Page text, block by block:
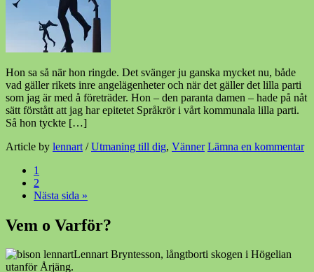
Hon sa så när hon ringde. Det svänger ju ganska mycket nu, både
vad gäller rikets inre angelägenheter och när det gäller det lilla parti
som jag är med å företräder. Hon – den paranta damen – hade på nåt
sätt förstått att jag har epitetet Språkrör i vårt kommunala lilla parti.
Så hon tyckte […]
Article by lennart /Utmaning till dig, Vänner Lämna en kommentar
1
2
Nästa sida »
Vem o Varför?
Lennart Bryntesson, långtborti skogen i Högelian
utanför Årjäng.